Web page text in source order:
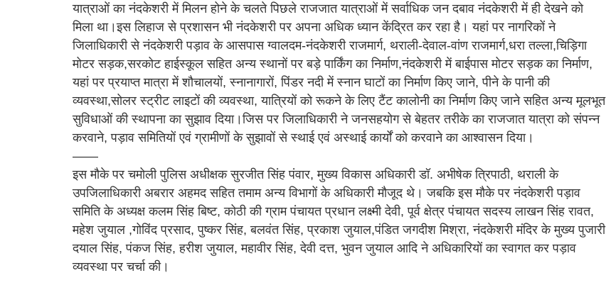
यात्राओं का नंदकेशरी में मिलन होने के चलते पिछले राजजात यात्राओं में सर्वाधिक जन दबाव नंदकेशरी में ही देखने को
मिला‌ था।इस लिहाज से प्रशासन भी नंदकेशरी पर अपना अधिक ध्यान केंद्रित कर रहा है। यहां पर नागरिकों ने
जिलाधिकारी से नंदकेशरी पड़ाव के आसपास ग्वालदम-नंदकेशरी राजमार्ग, थराली-देवाल-वांण राजमार्ग,धरा तल्ला,चिड़िगा
मोटर सड़क,सरकोट हाईस्कूल सहित अन्य स्थानों पर बड़े पार्किंग का निर्माण,नंदकेशरी में बाईपास मोटर सड़क का निर्माण,
यहां पर प्रयाप्त मात्रा में शौचालयों, स्नानागारों, पिंडर नदी में स्नान घाटों का निर्माण किए जाने, पीने के पानी की
व्यवस्था,सोलर स्ट्रीट लाइटों की व्यवस्था, यात्रियों को रूकने के लिए टैंट कालोनी का निर्माण किए जाने सहित अन्य मूलभूत
सुविधाओं की स्थापना का सुझाव दिया।जिस पर जिलाधिकारी ने जनसहयोग से बेहतर तरीके का राजजात यात्रा को संपन्न
करवाने, पड़ाव समितियों एवं ग्रामीणों के सुझावों से स्थाई एवं अस्थाई कार्यों को करवाने का आश्वासन दिया।
——
इस मौके पर चमोली पुलिस अधीक्षक सुरजीत सिंह पंवार, मुख्य विकास अधिकारी डॉ. अभीषेक त्रिपाठी, थराली के
उपजिलाधिकारी अबरार अहमद सहित तमाम अन्य विभागों के अधिकारी मौजूद थे। जबकि इस मौके पर नंदकेशरी पड़ाव
समिति के अध्यक्ष कलम सिंह बिष्ट, कोठी की ग्राम पंचायत प्रधान लक्ष्मी देवी, पूर्व क्षेत्र पंचायत सदस्य लाखन सिंह रावत,
महेश जुयाल ,गोविंद प्रसाद, पुष्कर सिंह, बलवंत सिंह, प्रकाश जुयाल,पंडित जगदीश मिश्रा, नंदकेशरी मंदिर के मुख्य पुजारी
दयाल सिंह, पंकज सिंह, हरीश जुयाल, महावीर सिंह, देवी दत्त, भुवन जुयाल आदि ने अधिकारियों का स्वागत कर पड़ाव
व्यवस्था पर चर्चा की।